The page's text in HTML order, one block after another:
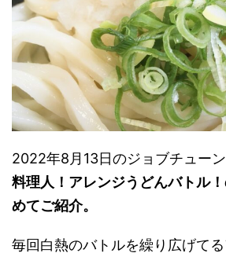
2022年8月13日のジョブチュー
料理人！アレンジうどんバトル
めてご紹介。
毎回白熱のバトルを繰り広げてる